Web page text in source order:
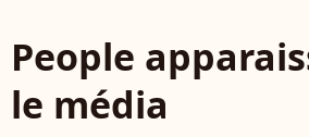
People
le média